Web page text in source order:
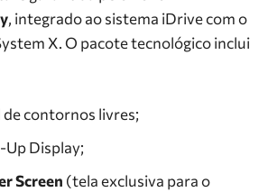
, integrado ao sistema iDrive com o
X. O pacote tecnológico inclui
contornos livres;
Up Display;
Screen (tela exclusiva para o